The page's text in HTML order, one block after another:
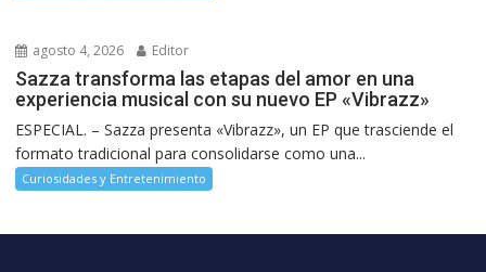
agosto 4, 2026 Editor
Sazza transforma las etapas del amor en una
experiencia musical con su nuevo EP «Vibrazz»
ESPECIAL. – Sazza presenta «Vibrazz», un EP que trasciende el
formato tradicional para consolidarse como una...
Curiosidades y Entretenimiento